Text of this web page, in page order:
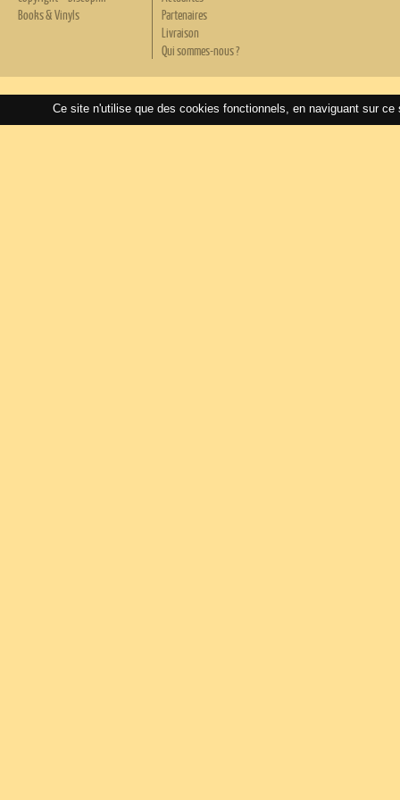
Books & Vinyls
Partenaires
Livraison
Qui sommes-nous ?
Ce site n'utilise que des cookies fonctionnels, en naviguant sur